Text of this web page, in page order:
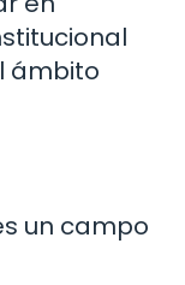
ámbito
un campo